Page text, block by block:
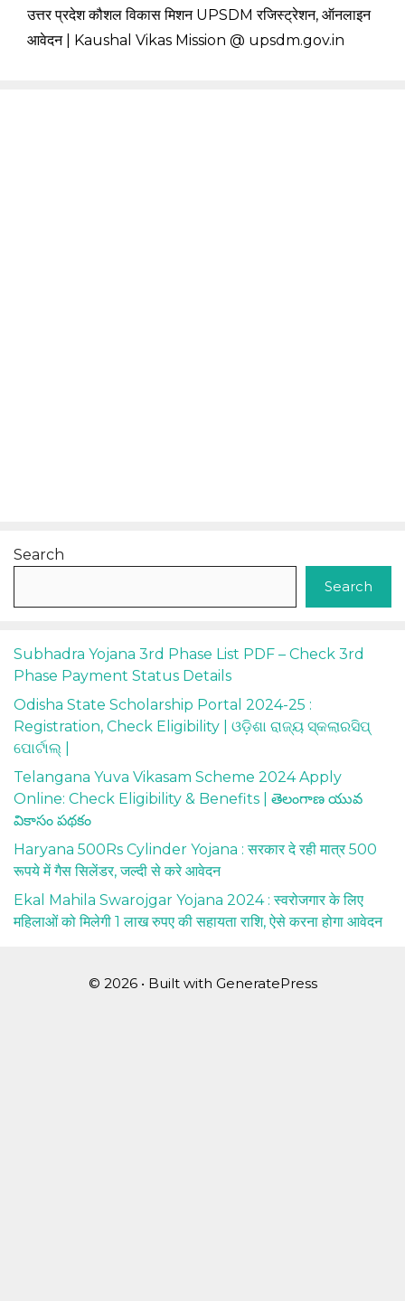
उत्तर प्रदेश कौशल विकास मिशन UPSDM रजिस्ट्रेशन, ऑनलाइन
आवेदन | Kaushal Vikas Mission @ upsdm.gov.in
Search
Search
Subhadra Yojana 3rd Phase List PDF – Check 3rd
Phase Payment Status Details
Odisha State Scholarship Portal 2024-25 :
Registration, Check Eligibility | ଓଡ଼ିଶା ରାଜ୍ୟ ସ୍କଲାରସିପ୍
ପୋର୍ଟାଲ୍ |
Telangana Yuva Vikasam Scheme 2024 Apply
Online: Check Eligibility & Benefits | తెలంగాణ యువ
వికాసం పథకం
Haryana 500Rs Cylinder Yojana : सरकार दे रही मात्र 500
रूपये में गैस सिलेंडर, जल्दी से करे आवेदन
Ekal Mahila Swarojgar Yojana 2024 : स्वरोजगार के लिए
महिलाओं को मिलेगी 1 लाख रुपए की सहायता राशि, ऐसे करना होगा आवेदन
© 2026 • Built with GeneratePress